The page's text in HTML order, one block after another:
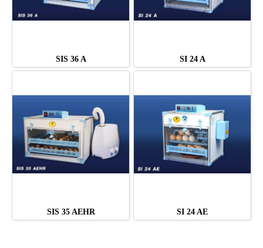
SIS 36 A SI 24 A
SIS 35 AEHR SI 24 AE